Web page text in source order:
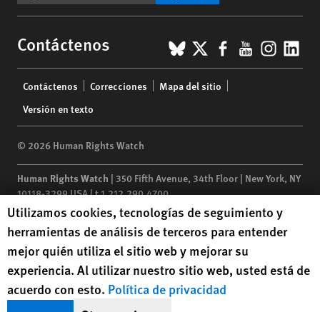
Contáctenos BlueSky
X Facebook
YouTube
menu
Contáctenos Correcciones
Mapa del sitio
Versión en texto
© 2026 Human Rights Watch
Human Rights Watch | 350 Fifth Avenue, 34th Floor | New York, NY
10118-3299USA|t1.212.290.4700
Human Rights Watchis a 501(C)(3) nonprofit registered in the US
under EIN: 13-2875808
Human Rights Watch cookie preferences
Utilizamos cookies, tecnologías de seguimiento y
herramientas de análisis de terceros para entender
mejor quién utiliza el sitio web y mejorar su
experiencia. Al utilizar nuestro sitio web, usted está de
acuerdo con esto. Política de privacidad